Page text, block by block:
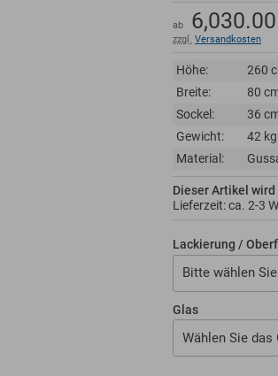
ab 6,030.00
zzgl. Versandkosten
Höhe:
260
Breite:
80
Sockel:
36
Gewicht:
42 kg
Material:
Dieser Artikel
Lieferzeit: ca. 2-3
Lackierung /
Bitte wählen
Glas
Wählen Sie das